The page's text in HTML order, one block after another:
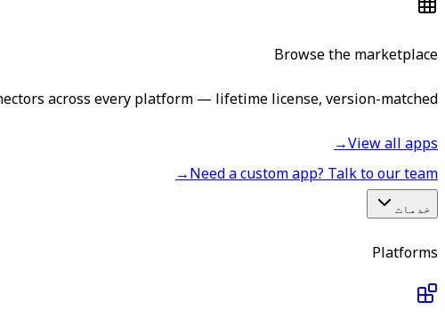
Browse the marketplace
across every platform — lifetime license, version-matched.
View all apps
→
Need a custom app? Talk to our team
→
خدمات
Platforms